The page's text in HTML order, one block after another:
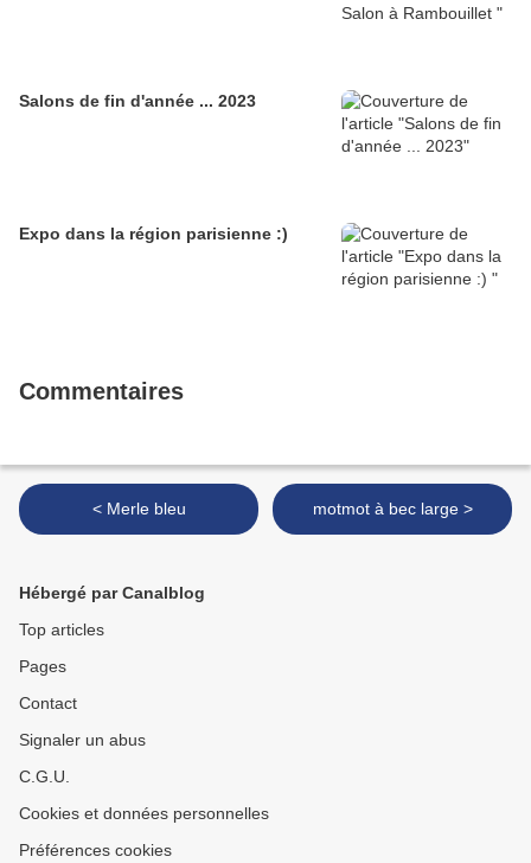
Salons de fin d'année ... 2023
Expo dans la région parisienne :)
Commentaires
< Merle bleu motmot à bec large >
Hébergé par Canalblog
Top articles
Pages
Contact
Signaler un abus
C.G.U.
Cookies et données personnelles
Préférences cookies